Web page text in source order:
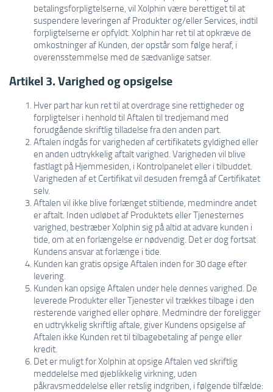
betalingsforpligtelserne, vil Xolphin være berettiget til at
suspendere leveringen af Produkter og/eller Services, indtil
forpligtelserne er opfyldt. Xolphin har ret til at opkræve de
omkostninger af Kunden, der opstår som følge heraf, i
overensstemmelse med de sædvanlige satser.
Artikel 3. Varighed og opsigelse
Hver part har kun ret til at overdrage sine rettigheder og
forpligtelser i henhold til Aftalen til tredjemand med
forudgående skriftlig tilladelse fra den anden part.
Aftalen indgås for varigheden af certifikatets gyldighed eller
en anden udtrykkelig aftalt varighed. Varigheden vil blive
fastlagt på Hjemmesiden, i Kontrolpanelet eller i tilbuddet.
Varigheden af et Certifikat vil desuden fremgå af Certifikatet
selv.
Aftalen vil ikke blive forlænget stiltiende, medmindre andet
er aftalt. Inden udløbet af Produktets eller Tjenesternes
varighed, bestræber Xolphin sig på altid at advare kunden i
tide, om at en forlængelse er nødvendig. Det er dog fortsat
Kundens ansvar at forlænge i tide.
Kunden kan gratis opsige Aftalen inden for 30 dage efter
levering.
Kunden kan opsige Aftalen under hele dennes varighed. De
leverede Produkter eller Tjenester vil trækkes tilbage i den
resterende varighed eller ophøre. Medmindre der foreligger
en udtrykkelig skriftlig aftale, giver Kundens opsigelse af
Aftalen ikke Kunden ret til tilbagebetaling af penge eller
kredit.
Det er muligt for Xolphin at opsige Aftalen ved skriftlig
meddelelse med øjeblikkelig virkning, uden
påkravsmeddelelse eller retslig indgriben, i følgende tilfælde: